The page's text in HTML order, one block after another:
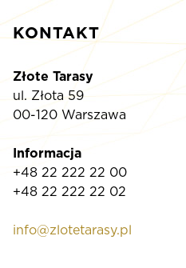
KONTAKT
Złote Tarasy
ul. Złota 59
00-120 Warszawa
Informacja
+48 22 222 22 00
+48 22 222 22 02
info@zlotetarasy.pl